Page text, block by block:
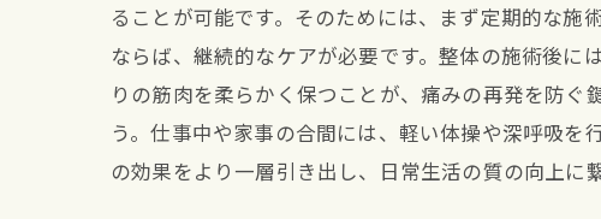
ることが可能です。そのためには、まず定期的な施
ならば、継続的なケアが必要です。整体の施術後に
りの筋肉を柔らかく保つことが、痛みの再発を防
う。仕事中や家事の合間には、軽い体操や深呼吸
の効果をより一層引き出し、日常生活の質の向上に